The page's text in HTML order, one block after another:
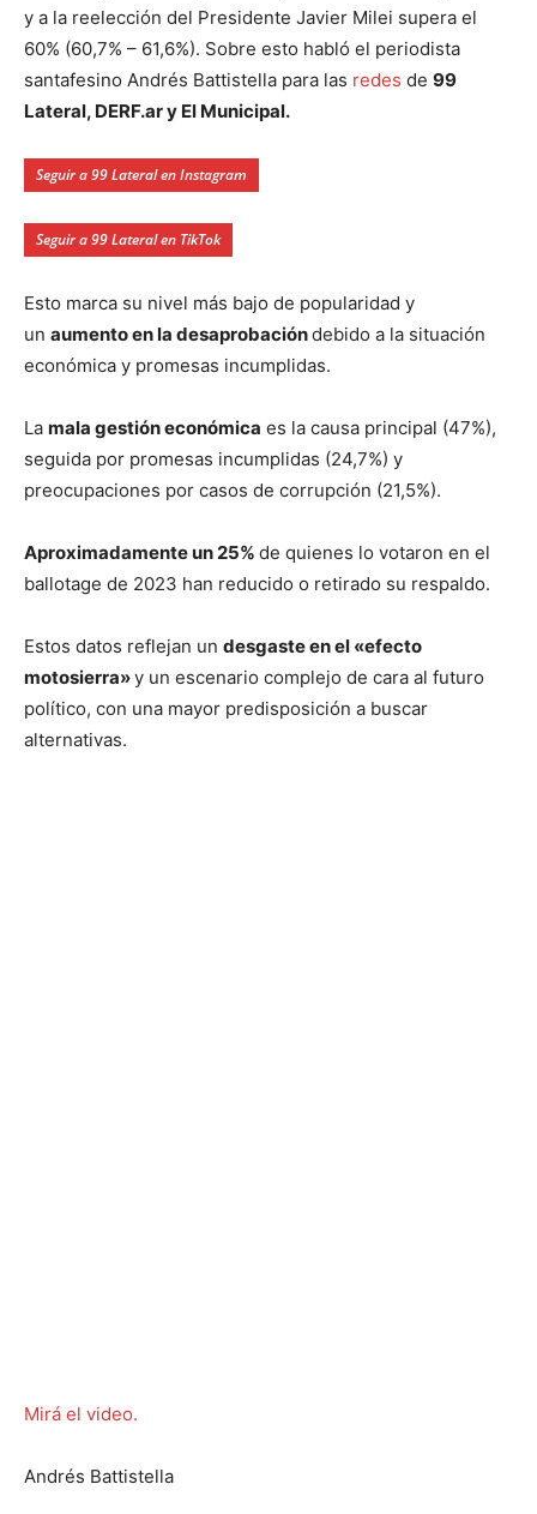
y a la reelección del Presidente Javier Milei supera el
60% (60,7% – 61,6%). Sobre esto habló el periodista
santafesino Andrés Battistella para las redes de 99
Lateral, DERF.ar y El Municipal.
Seguir a 99 Lateral en Instagram
Seguir a 99 Lateral en TikTok
Esto marca su nivel más bajo de popularidad y
un aumento en la desaprobacióndebido a la situación
económica y promesas incumplidas.
La mala gestión económica es la causa principal (47%),
seguida por promesas incumplidas (24,7%) y
preocupaciones por casos de corrupción (21,5%).
Aproximadamente un 25% de quienes lo votaron en el
ballotage de 2023 han reducido o retirado su respaldo.
Estos datos reflejan un desgaste en el «efecto
motosierra»y un escenario complejo de cara al futuro
político, con una mayor predisposición a buscar
alternativas.
Mirá el video.
Andrés Battistella